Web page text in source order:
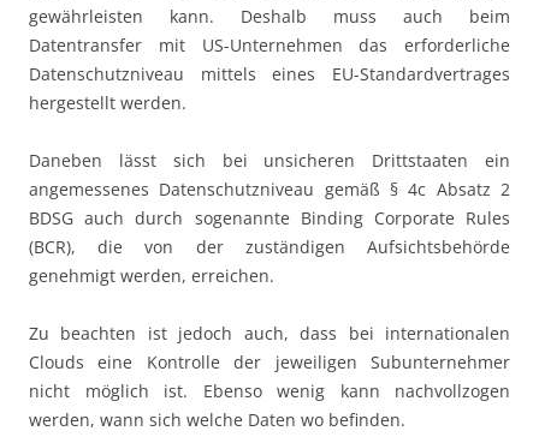
gewährleisten kann. Deshalb muss auch beim
Datentransfer mit US-Unternehmen das erforderliche
Datenschutzniveau mittels eines EU-Standardvertrages
hergestellt werden.
Daneben lässt sich bei unsicheren Drittstaaten ein
angemessenes Datenschutzniveau gemäß § 4c Absatz 2
BDSG auch durch sogenannte Binding Corporate Rules
(BCR), die von der zuständigen Aufsichtsbehörde
genehmigt werden, erreichen.
Zu beachten ist jedoch auch, dass bei internationalen
Clouds eine Kontrolle der jeweiligen Subunternehmer
nicht möglich ist. Ebenso wenig kann nachvollzogen
werden, wann sich welche Daten wo befinden.